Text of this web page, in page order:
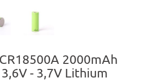
2000mAh
- 3,7V Lithium